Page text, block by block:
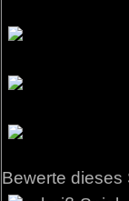
Bewerte dieses